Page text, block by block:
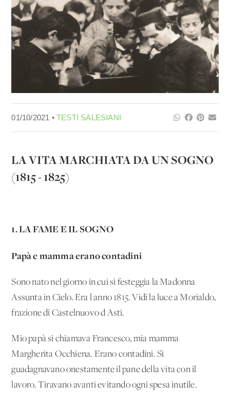
01/10/2021 •TESTI SALESIANI
LA VITA MARCHIATA DA UN SOGNO
(1815 - 1825)
1. LA FAME E IL SOGNO
Papà e mamma erano contadini
Sono nato nel giorno in cui si festeggia la Madonna
Assunta in Cielo. Era l'anno 1815. Vidi la luce a Morialdo,
frazione di Castelnuovo d'Asti.
Mio papà si chiamava Francesco, mia mamma
Margherita Occhiena. Erano contadini. Si
guadagnavano onestamente il pane della vita con il
lavoro. Tiravano avanti evitando ogni spesa inutile.